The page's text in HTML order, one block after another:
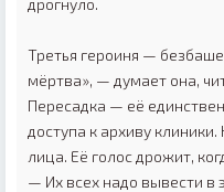
дрогнуло.
Третья героиня —
мёртва», — думает она,
Пересадка — её
доступа к архиву
лица. Её голос дрожит,
— Их всех надо вывести в